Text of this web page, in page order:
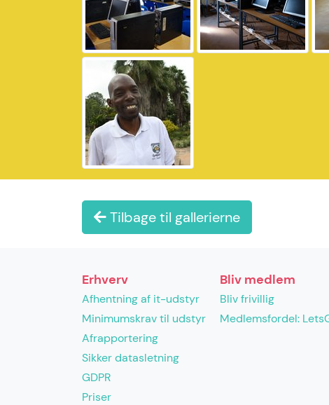
Tilbage til gallerierne
Erhverv
Afhentning af it-udstyr
Minimumskrav til udstyr
Afrapportering
Sikker datasletning
GDPR
Priser
Bliv medlem
Bliv frivillig
Medlemsfordel: